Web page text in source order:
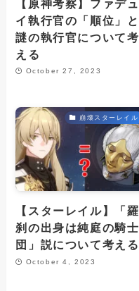
【原神考察】ファデュ
イ執行官の「順位」と
謎の執行官について考
える
October 27, 2023
崩壊スターレイル
【スターレイル】「羅
刹の出身は純庭の騎士
団」説について考える
October 4, 2023